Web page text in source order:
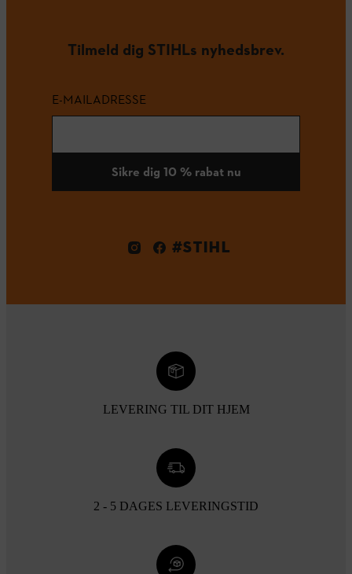
Tilmeld dig STIHLs nyhedsbrev.
E-MAILADRESSE
Sikre dig 10 % rabat nu
#STIHL
LEVERING TIL DIT HJEM
2 - 5 DAGES LEVERINGSTID